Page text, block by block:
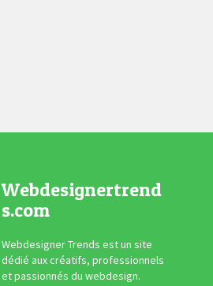
Webdesignertrend
s.com
Webdesigner Trends est un site
dédié aux créatifs, professionnels
et passionnés du webdesign.